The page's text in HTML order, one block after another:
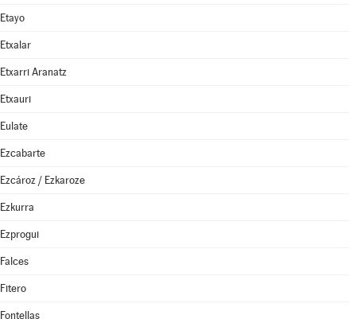
Etayo
Etxalar
Etxarri Aranatz
Etxauri
Eulate
Ezcabarte
Ezcároz / Ezkaroze
Ezkurra
Ezprogui
Falces
Fitero
Fontellas